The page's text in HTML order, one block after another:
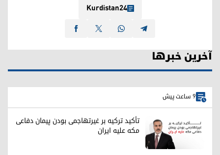
Kurdistan24
آخرین خبرها
9 ساعت پیش
تأکید ترکیه بر غیرتهاجمی بودن پیمان دفاعی
مکه علیه ایران